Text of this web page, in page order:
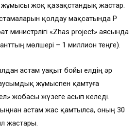
жұмысы жоқ қазақстандық жастар.
қолдау мақсатында ҚР
министрлігі «Zhas project» аясында
мөлшері – 1 миллион теңге).
астам уақыт бойы елдің әр
жұмыспен қамтуға
жобасы жүзеге асып келеді.
астам жас қамтылса, оның 30
жастары.